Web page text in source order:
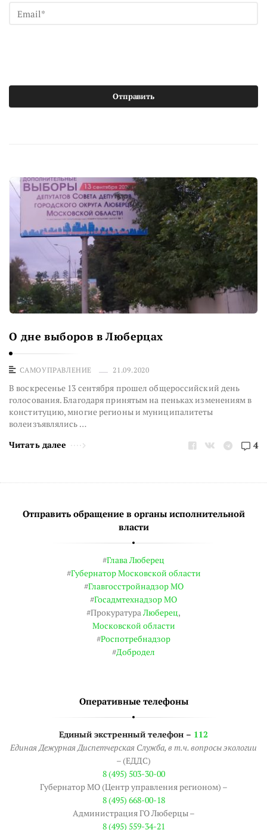
О дне выборов в Люберцах
САМОУПРАВЛЕНИЕ 21.09.2020
В воскресенье 13 сентября прошел общероссийский день
голосования. Благодаря принятым на пеньках изменениям в
конституцию, многие регионы и муниципалитеты
волеизъявлялись …
Читать далее
4
Отправить обращение в органы исполнительной
власти
#Глава Люберец
#Губернатор Московской области
#Главгосстройнадзор МО
#Госадмтехнадзор МО
#ПрокуратураЛюберец,
Московской области
#Роспотребнадзор
#Добродел
Оперативные телефоны
Единый экстренный телефон – 112
Единая Дежурная Диспетчерская Служба, в т.ч. вопросы экологии
– (ЕДДС)
8 (495) 503-30-00
Губернатор МО (Центр управления регионом) –
8 (495) 668-00-18
Администрация ГО Люберцы –
8 (495) 559-34-21